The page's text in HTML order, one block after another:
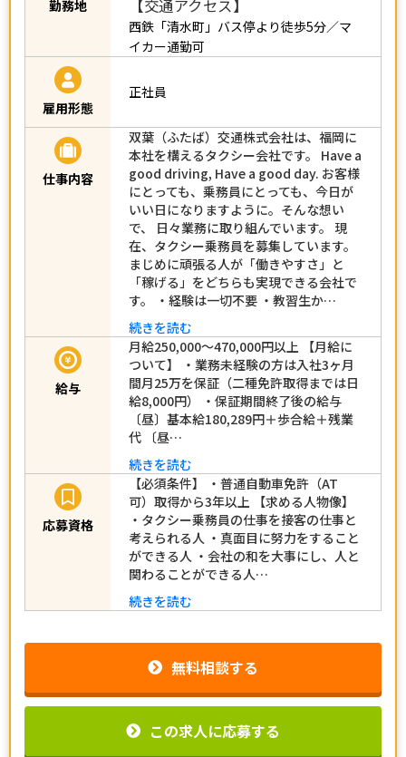
勤務地 【交通アクセス】
西鉄「清水町」バス停より徒歩5分／マ
イカー通勤可
雇用形態
正社員
仕事内容
双葉（ふたば）交通株式会社は、福岡に
本社を構えるタクシー会社です。 Have a
good driving, Have a good day. お客様
にとっても、乗務員にとっても、今日が
いい日になりますように。そんな想い
で、 日々業務に取り組んでいます。 現
在、タクシー乗務員を募集しています。
まじめに頑張る人が「働きやすさ」と
「稼げる」をどちらも実現できる会社で
す。 ・経験は一切不要 ・教習生か…
続きを読む
給与
月給250,000～470,000円以上 【月給に
ついて】 ・業務未経験の方は入社3ヶ月
間月25万を保証（二種免許取得までは日
給8,000円） ・保証期間終了後の給与
〔昼〕基本給180,289円＋歩合給＋残業
代 〔昼…
続きを読む
応募資格
【必須条件】 ・普通自動車免許（AT
可）取得から3年以上 【求める人物像】
・タクシー乗務員の仕事を接客の仕事と
考えられる人 ・真面目に努力をすること
ができる人 ・会社の和を大事にし、人と
関わることができる人…
続きを読む
無料相談する
この求人に応募する